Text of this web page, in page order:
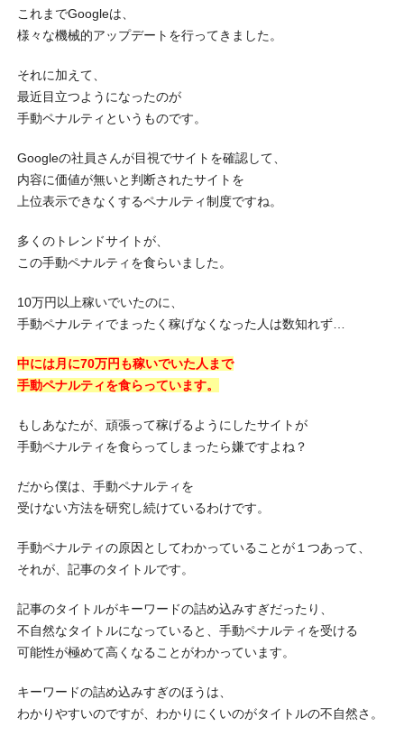
これまでGoogleは、
様々な機械的アップデートを行ってきました。
それに加えて、
最近目立つようになったのが
手動ペナルティというものです。
Googleの社員さんが目視でサイトを確認して、
内容に価値が無いと判断されたサイトを
上位表示できなくするペナルティ制度ですね。
多くのトレンドサイトが、
この手動ペナルティを食らいました。
10万円以上稼いでいたのに、
手動ペナルティでまったく稼げなくなった人は数知れず…
中には月に70万円も稼いでいた人まで
手動ペナルティを食らっています。
もしあなたが、頑張って稼げるようにしたサイトが
手動ペナルティを食らってしまったら嫌ですよね？
だから僕は、手動ペナルティを
受けない方法を研究し続けているわけです。
手動ペナルティの原因としてわかっていることが１つあって、
それが、記事のタイトルです。
記事のタイトルがキーワードの詰め込みすぎだったり、
不自然なタイトルになっていると、手動ペナルティを受ける
可能性が極めて高くなることがわかっています。
キーワードの詰め込みすぎのほうは、
わかりやすいのですが、わかりにくいのがタイトルの不自然さ。